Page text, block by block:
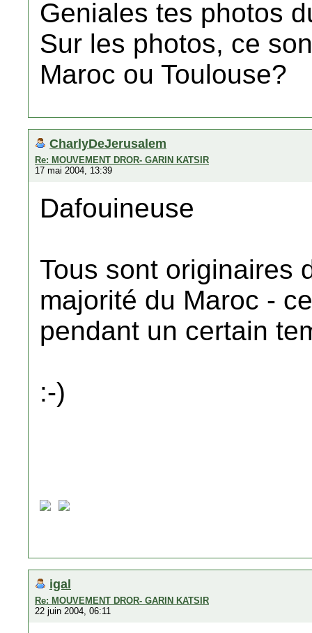
Geniales tes photos
Sur les photos, ce
Maroc ou Toulouse?
CharlyDeJerusalem
Re: MOUVEMENT DROR- GARIN KATSIR
17 mai 2004, 13:39
Dafouineuse
Tous sont originaires
majorité du Maroc -
pendant un certain
:-)
igal
Re: MOUVEMENT DROR- GARIN KATSIR
22 juin 2004, 06:11